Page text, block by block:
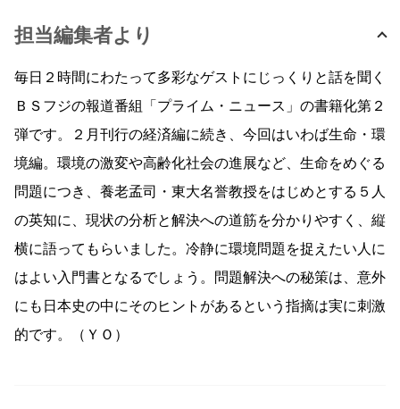
担当編集者より
毎日２時間にわたって多彩なゲストにじっくりと話を聞く
ＢＳフジの報道番組「プライム・ニュース」の書籍化第２
弾です。２月刊行の経済編に続き、今回はいわば生命・環
境編。環境の激変や高齢化社会の進展など、生命をめぐる
問題につき、養老孟司・東大名誉教授をはじめとする５人
の英知に、現状の分析と解決への道筋を分かりやすく、縦
横に語ってもらいました。冷静に環境問題を捉えたい人に
はよい入門書となるでしょう。問題解決への秘策は、意外
にも日本史の中にそのヒントがあるという指摘は実に刺激
的です。（ＹＯ）